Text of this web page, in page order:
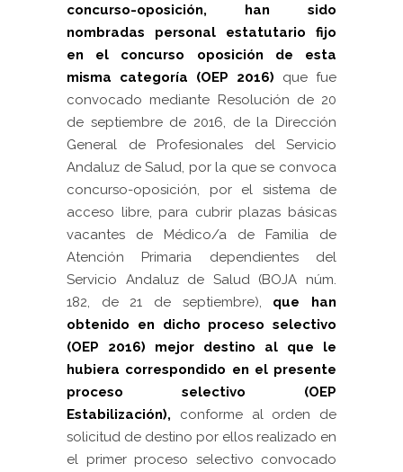
concurso-oposición, han sido
nombradas personal estatutario fijo
en el concurso oposición de esta
misma categoría (OEP 2016)
que fue
convocado mediante Resolución de 20
de septiembre de 2016, de la Dirección
General de Profesionales del Servicio
Andaluz de Salud, por la que se convoca
concurso-oposición, por el sistema de
acceso libre, para cubrir plazas básicas
vacantes de Médico/a de Familia de
Atención Primaria dependientes del
Servicio Andaluz de Salud (BOJA núm.
182, de 21 de septiembre),
que han
obtenido en dicho proceso selectivo
(OEP 2016) mejor destino al que le
hubiera correspondido en el presente
proceso selectivo (OEP
Estabilización),
conforme al orden de
solicitud de destino por ellos realizado en
el primer proceso selectivo convocado